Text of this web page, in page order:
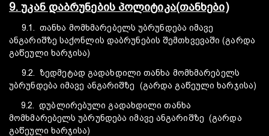
9. უკან დაბრუნების პოლიტიკა(თანხები)
9.1. თანხა მომხმარებელს უბრუნდება იმავე
ანგარიშზე საქონლის დაბრუნების შემთხვევაში (გარდა
გაწეული ხარჯისა)
9.2. ზედმეტად გადახდილითანხა მომხმარებელს
უბრუნდება იმავე ანგარიშზე (გარდა გაწეული ხარჯისა)
9.2. დუბლირებული გადახდილითანხა
მომხმარებელს უბრუნდება იმავე ანგარიშზე (გარდა
გაწეული ხარჯისა)